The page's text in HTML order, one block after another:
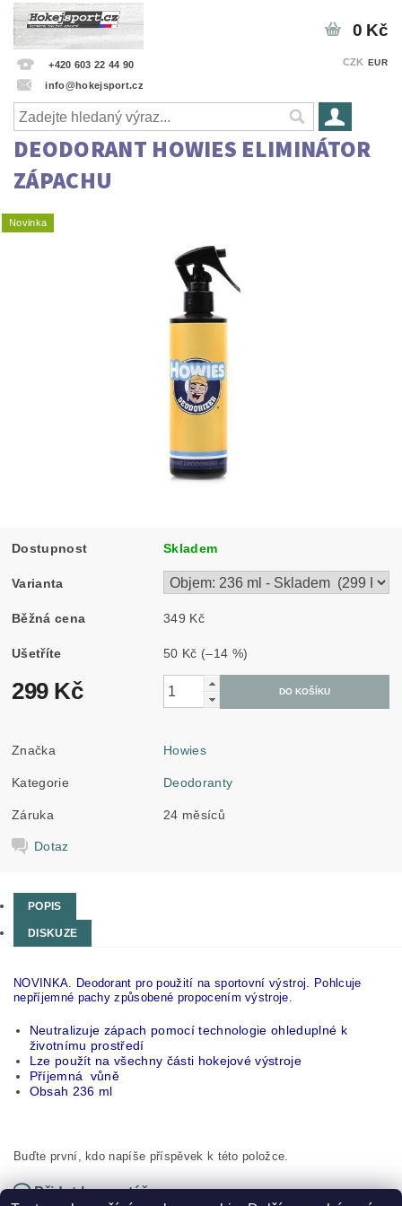
+420 603 22 44 90
info@hokejsport.cz
CZK EUR
0 Kč
DEODORANT HOWIES ELIMINÁTOR
ZÁPACHU
Novinka
Dostupnost Skladem
Varianta
Běžná cena 349 Kč
Ušetříte 50 Kč (–14 %)
299 Kč
Značka Howies
Kategorie Deodoranty
Záruka 24 měsíců
Dotaz
POPIS
DISKUZE
NOVINKA. Deodorant pro použití na sportovní výstroj. Pohlcuje
nepříjemné pachy způsobené propocením výstroje.
Neutralizuje zápach pomocí technologie ohleduplné k
životnímu prostředí
Lze použít na všechny části hokejové výstroje
Příjemná vůně
Obsah 236 ml
Buďte první, kdo napíše příspěvek k této položce.
Přidat komentář